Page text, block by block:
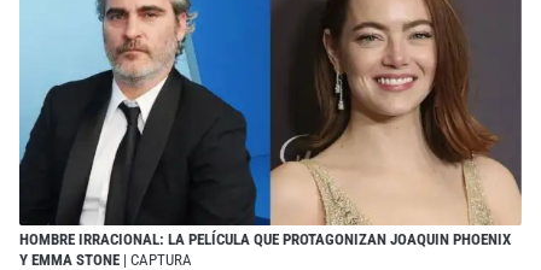
HOMBRE IRRACIONAL: LA PELÍCULA QUE PROTAGONIZAN JOAQUIN PHOENIX
Y EMMA STONE | CAPTURA